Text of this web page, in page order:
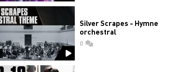
Silver Scrapes - Hymne
orchestral
0commentaires